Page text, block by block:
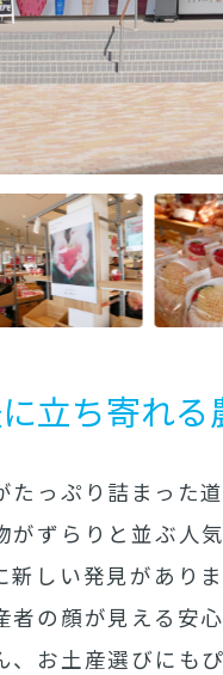
立ち寄れ
たっぷり詰まった
がずらりと並ぶ人
新しい発見があり
の顔が見える安
、お土産選びにも